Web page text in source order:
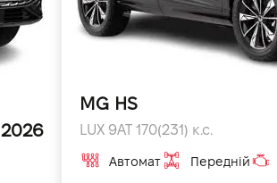
2026
MG HS
LUX 9AT 170(231) к.с.
Автомат Передній